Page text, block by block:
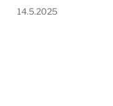
14.5.2025